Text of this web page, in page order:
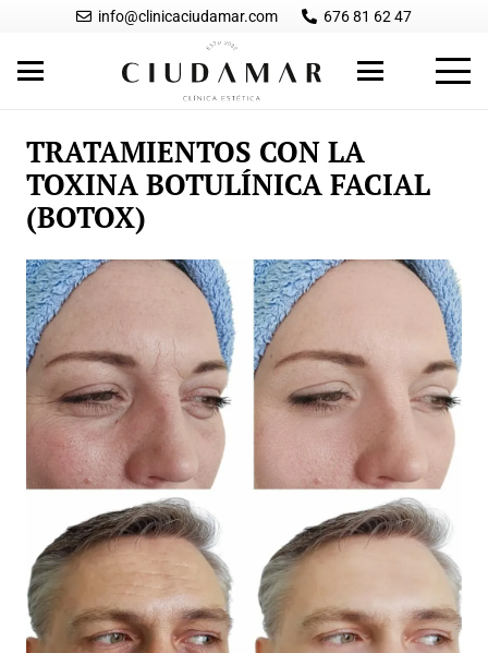
info@clinicaciudamar.com 676 81 62 47
TRATAMIENTOS CON LA
TOXINA BOTULÍNICA FACIAL
(BOTOX)